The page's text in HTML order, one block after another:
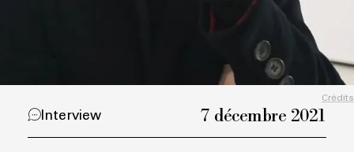
Crédits
Interview 7 décembre 2021